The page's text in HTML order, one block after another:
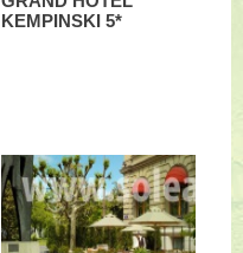
KEMPINSKI 5*